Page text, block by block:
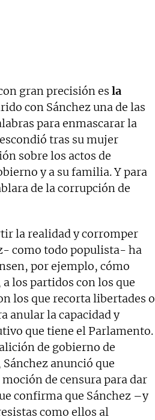
gran precisión es la
con Sánchez una de las
para enmascarar la
tras su mujer
sobre los actos de
y a su familia. Y para
de la corrupción de
la realidad y corromper
como todo populista- ha
por ejemplo, cómo
los partidos con los que
los que recorta libertades o
anular la capacidad y
que tiene el Parlamento.
de gobierno de
anunció que
de censura para dar
confirma que Sánchez –y
como ellos al